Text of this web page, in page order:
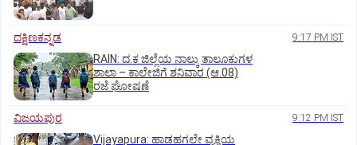
ದಕ್ಷಿಣಕನ್ನಡ 9:17 PM IST
RAIN: ದ.ಕ ಜಿಲ್ಲೆಯ ನಾಲ್ಕು ತಾಲೂಕುಗಳ
ಶಾಲಾ – ಕಾಲೇಜಿಗೆ ಶನಿವಾರ (ಆ.08)
ರಜೆ ಘೋಷಣೆ
ವಿಜಯಪುರ 9:12 PM IST
Vijayapura: ಹಾಡಹಗಲೇ ವ್ಯಕ್ತಿಯ